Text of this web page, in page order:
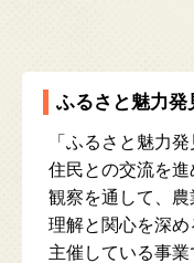
ふるさと魅力発
「ふるさと魅力
住民との交流を
観察を通して、
理解と関心を深
主催している事業